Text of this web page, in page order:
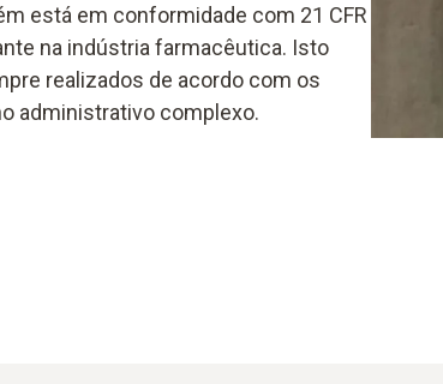
está em conformidade com 21 CFR
na indústria farmacêutica. Isto
realizados de acordo com os
administrativo complexo.